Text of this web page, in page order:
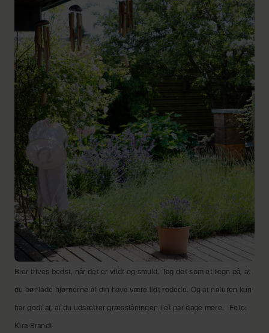
Bier trives bedst, når det er vildt og smukt. Tag det som et tegn på, at
du bør lade hjørnerne af din have være lidt rodede. Og at naturen kun
har godt af, at du udsætter græsslåningen i et par dage mere. Foto:
Kira Brandt